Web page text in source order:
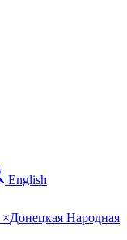
English
×Донецкая Народная